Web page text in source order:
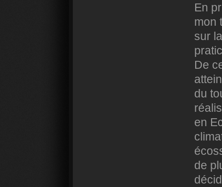
En
mon
sur
De
du
en
de